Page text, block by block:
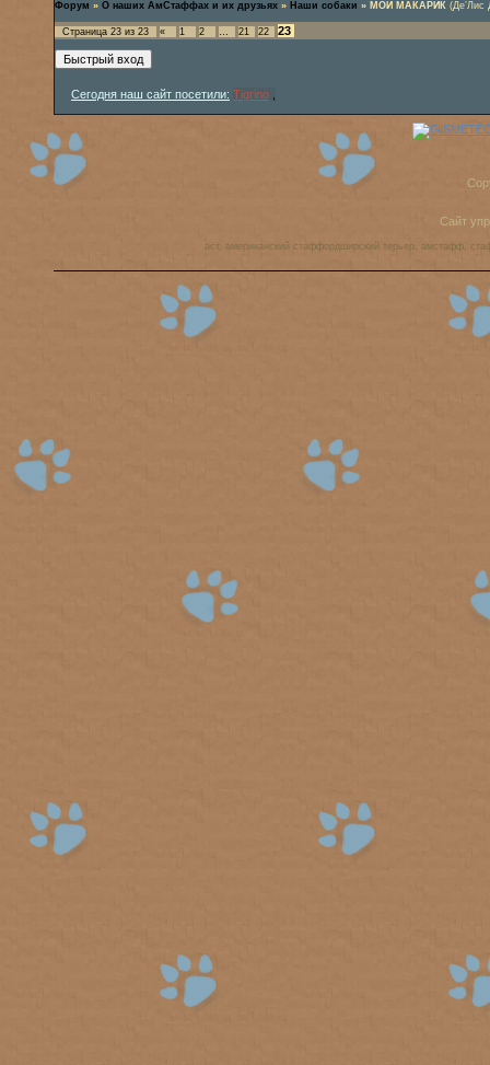
Форум » О наших АмСтаффах и их друзьях » Наши собаки » МОЙ МАКАРИК (Де’Лис
Страница 23 из 23 « 1 2 … 21 22 23
Сегодня наш сайт посетили: Tigrino
Сайт
аст, американский стаффордширский терьер, амстафф,